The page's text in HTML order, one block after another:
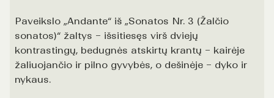
Paveikslo „Andante“ iš „Sonatos Nr. 3 (Žalčio
sonatos)“ žaltys – išsitiesęs virš dviejų
kontrastingų, bedugnės atskirtų krantų – kairėje
žaliuojančio ir pilno gyvybės, o dešinėje – dyko ir
nykaus.